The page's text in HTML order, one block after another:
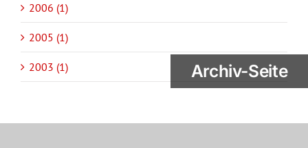
2006 (1)
2005 (1)
2003 (1) Archiv-Seite